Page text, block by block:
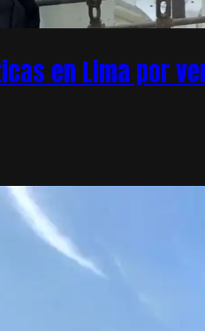
en Lima por